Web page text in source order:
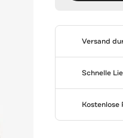
Versand
Schnelle
Kostenlose